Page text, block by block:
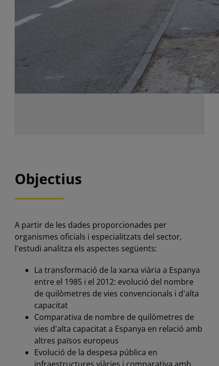
Objectius
A partir de les dades proporcionades per
organismes oficials i especialitzats del sector,
l'estudi analitza els aspectes següents:
La transformació de la xarxa viària a Espanya
entre el 1985 i el 2012: evolució del nombre
de quilòmetres de vies convencionals i d'alta
capacitat
Comparativa de nombre de quilòmetres de
vies d'alta capacitat a Espanya en relació amb
altres països europeus
Evolució de la despesa pública en